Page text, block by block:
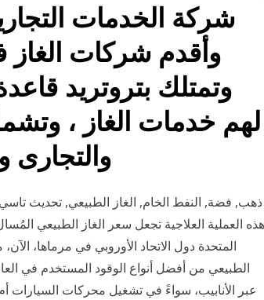
شركة الخدمات
وأقدم شركات
وتمتلك بتروتريد
لهم خدمات الغاز ،
والتجارى
ذهب, فضة, النفط الخام, الغاز الطبيعي, تحديث
المتحدة دول الاتحاد الأوروبي في مرماها،
الطبيعي من أفضل أنواع الوقود المستخدم في
عبر الأنابيب، سواءً في تشغيل محركات السيارات